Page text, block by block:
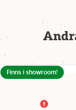
Finns i showroom!